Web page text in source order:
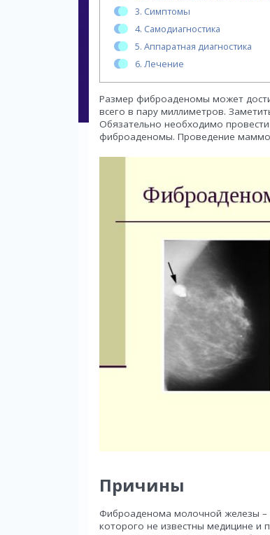
3. Симптомы
4. Самодиагностика
5. Аппаратная диагностика
6. Лечение
Размер фиброаденомы может
всего в пару миллиметров.
Обязательно необходимо
фиброаденомы. Проведение
Причины
Фиброаденома молочной железы –
которого не известны медицине и